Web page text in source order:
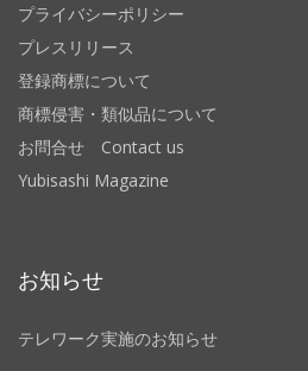
プライバシーポリシー
プレスリリース
登録商標について
商標侵害・類似品について
お問合せ Contact us
Yubisashi Magazine
お知らせ
テレワーク実施のお知らせ